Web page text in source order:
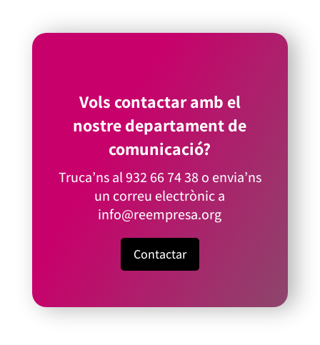
Vols contactar amb el
nostre departament de
comunicació?
Truca’ns al932 66 74 38o envia’ns
un correu electrònic a
info@reempresa.org
Contactar